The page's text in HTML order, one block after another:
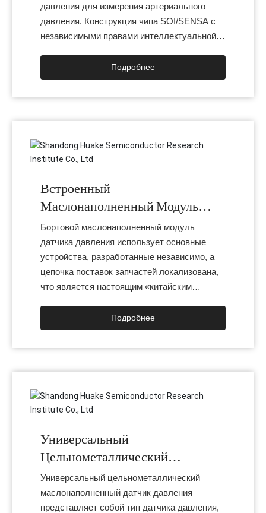
давления для измерения артериального
давления. Конструкция чипа SOI/SENSA с
независимыми правами интеллектуальной
формат упаковки, который можно легко
монтировать на поверхность или паять.
Совместим с распространенными
Подробнее
Встроенный
Маслонаполненный Модуль
Датчика Давления
Бортовой маслонаполненный модуль
датчика давления использует основные
устройства, разработанные независимо, а
цепочка поставок запчастей локализована,
что является настоящим «китайским
маслом обеспечивает превосходную
точность выходных данных и надежность.
Универсальная конструкция модуля,
персонализирована различными способами
и специально разработана в соответствии с
Подробнее
Универсальный
Цельнометаллический
Маслонаполненный Датчик
Давления.
Универсальный цельнометаллический
маслонаполненный датчик давления
представляет собой тип датчика давления,